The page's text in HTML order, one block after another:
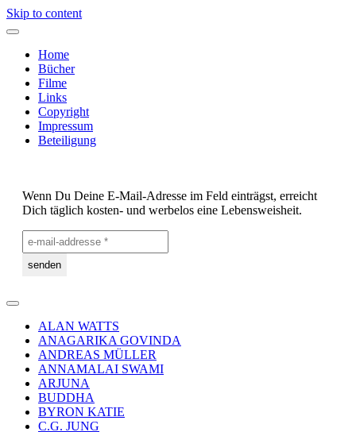
Skip to content
Home
Bücher
Filme
Links
Copyright
Impressum
Beteiligung
Wenn Du Deine E-Mail-Adresse im Feld einträgst, erreicht
Dich täglich kosten- und werbelos eine Lebensweisheit.
ALAN WATTS
ANAGARIKA GOVINDA
ANDREAS MÜLLER
ANNAMALAI SWAMI
ARJUNA
BUDDHA
BYRON KATIE
C.G. JUNG